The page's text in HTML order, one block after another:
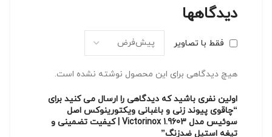
دیدگاهها
فقط با تصاویر
هیچ دیدگاهی برای این محصول نوشته نشده است.
اولین نفری باشید که دیدگاهی را ارسال می کنید برای
“چاقوی پیوند زنی و باغبانی ویکتورینوکس اصل
سوئیس مدل Victorinox 1.9603 | کیفیت تضمینی و
تیغه استیل ضدزنگ”